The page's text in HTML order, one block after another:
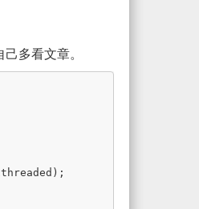
多看文章。
);